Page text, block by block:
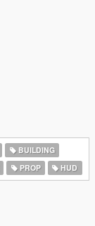
BUILDING
PROP HUD